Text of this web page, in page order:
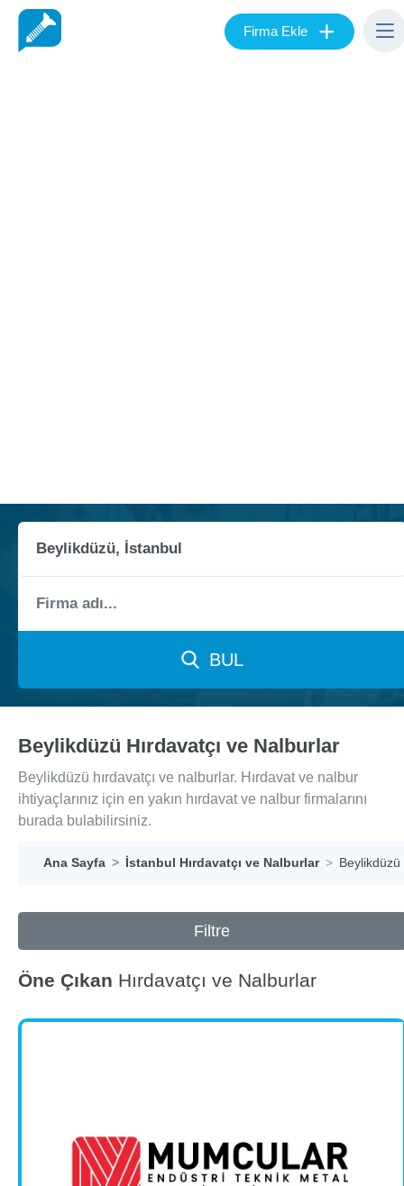
Firma Ekle +
BUL
Beylikdüzü Hırdavatçı ve Nalburlar
Beylikdüzü hırdavatçı ve nalburlar. Hırdavat ve nalbur
ihtiyaçlarınız için en yakın hırdavat ve nalbur firmalarını
burada bulabilirsiniz.
Ana Sayfa İstanbul Hırdavatçı ve Nalburlar Beylikdüzü
Filtre
Öne Çıkan Hırdavatçı ve Nalburlar